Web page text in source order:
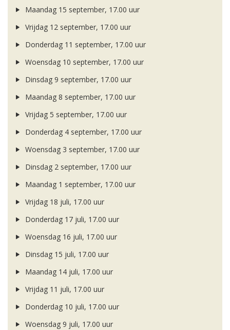
Maandag 15 september, 17.00 uur
Vrijdag 12 september, 17.00 uur
Donderdag 11 september, 17.00 uur
Woensdag 10 september, 17.00 uur
Dinsdag 9 september, 17.00 uur
Maandag 8 september, 17.00 uur
Vrijdag 5 september, 17.00 uur
Donderdag 4 september, 17.00 uur
Woensdag 3 september, 17.00 uur
Dinsdag 2 september, 17.00 uur
Maandag 1 september, 17.00 uur
Vrijdag 18 juli, 17.00 uur
Donderdag 17 juli, 17.00 uur
Woensdag 16 juli, 17.00 uur
Dinsdag 15 juli, 17.00 uur
Maandag 14 juli, 17.00 uur
Vrijdag 11 juli, 17.00 uur
Donderdag 10 juli, 17.00 uur
Woensdag 9 juli, 17.00 uur